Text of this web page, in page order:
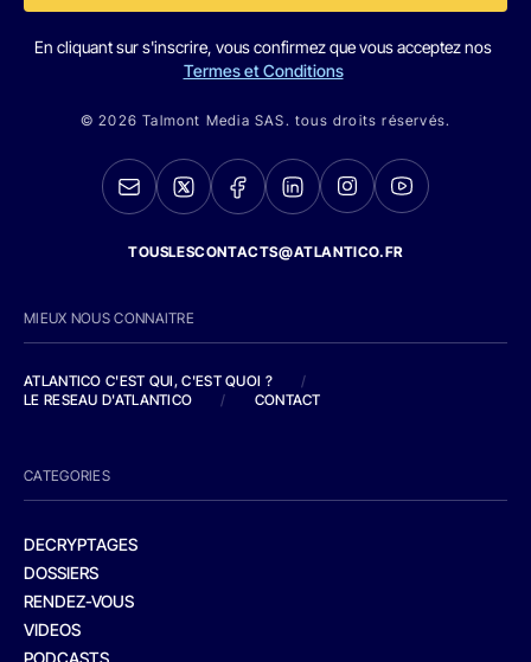
En cliquant sur s'inscrire, vous confirmez que vous acceptez nos
Termes et Conditions
© 2026 Talmont Media SAS. tous droits réservés.
TOUSLESCONTACTS@ATLANTICO.FR
MIEUX NOUS CONNAITRE
ATLANTICO C'EST QUI, C'EST QUOI ?
/
LE RESEAU D'ATLANTICO
/ CONTACT
CATEGORIES
DECRYPTAGES
DOSSIERS
RENDEZ-VOUS
VIDEOS
PODCASTS